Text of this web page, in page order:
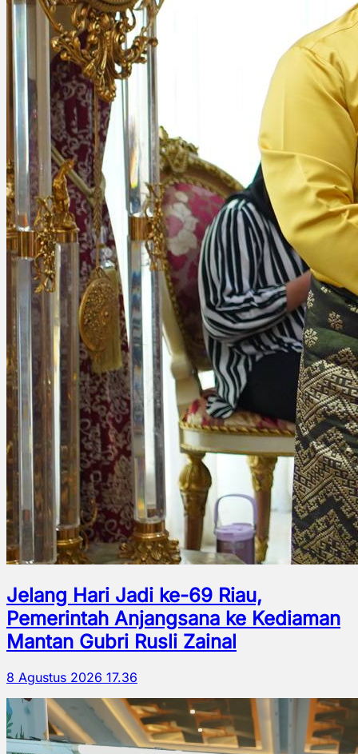
Jelang Hari Jadi ke-69 Riau,
Pemerintah Anjangsana ke Kediaman
Mantan Gubri Rusli Zainal
8 Agustus 2026 17.36